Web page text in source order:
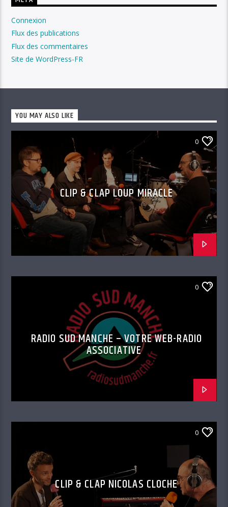
Connexion
Flux des publications
Flux des commentaires
Site de WordPress-FR
YOU MAY ALSO LIKE
0
CLIP & CLAP LOUP MIRACLE
0
RADIO SUD MANCHE – VOTRE WEB-RADIO
ASSOCIATIVE
0
CLIP & CLAP NICOLAS CLOCHE